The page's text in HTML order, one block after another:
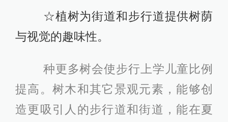
☆植树为街道和步行道提供树荫
与视觉的趣味性。
种更多树会使步行上学儿童比例
提高。树木和其它景观元素，能够创
造更吸引人的步行道和街道，能在夏